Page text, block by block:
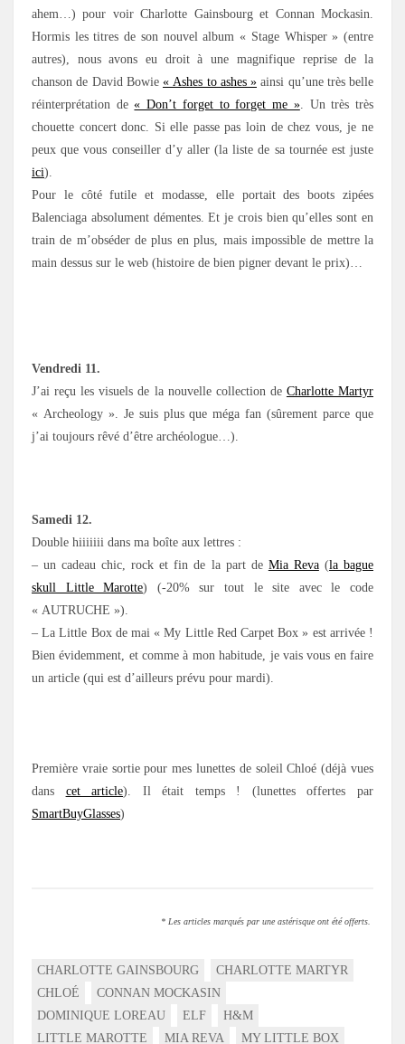
ahem…) pour voir Charlotte Gainsbourg et Connan Mockasin.
Hormis les titres de son nouvel album « Stage Whisper » (entre
autres), nous avons eu droit à une magnifique reprise de la
chanson de David Bowie « Ashes to ashes » ainsi qu’une très belle
réinterprétation de« Don’t forget to forget me ». Un très très
chouette concert donc. Si elle passe pas loin de chez vous, je ne
peux que vous conseiller d’y aller (la liste de sa tournée est juste
ici).
Pour le côté futile et modasse, elle portait des boots zipées
Balenciaga absolument démentes. Et je crois bien qu’elles sont en
train de m’obséder de plus en plus, mais impossible de mettre la
main dessus sur le web (histoire de bien pigner devant le prix)…
Vendredi 11.
J’ai reçu les visuels de la nouvelle collection de Charlotte Martyr
« Archeology ». Je suis plus que méga fan (sûrement parce que
j’ai toujours rêvé d’être archéologue…).
Samedi 12.
Double hiiiiiii dans ma boîte aux lettres :
– un cadeau chic, rock et fin de la part de Mia Reva(la bague
skull Little Marotte) (-20% sur tout le site avec le code
« AUTRUCHE »).
– La Little Box de mai « My Little Red Carpet Box » est arrivée !
Bien évidemment, et comme à mon habitude, je vais vous en faire
un article (qui est d’ailleurs prévu pour mardi).
Première vraie sortie pour mes lunettes de soleil Chloé (déjà vues
dans cet article). Il était temps ! (lunettes offertes par
SmartBuyGlasses)
* Les articles marqués par une astérisque ont été offerts.
CHARLOTTE GAINSBOURG
CHARLOTTE MARTYR
CHLOÉ
CONNAN MOCKASIN
DOMINIQUE LOREAU
ELF
H&M
LITTLE MAROTTE
MIA REVA MY LITTLE BOX